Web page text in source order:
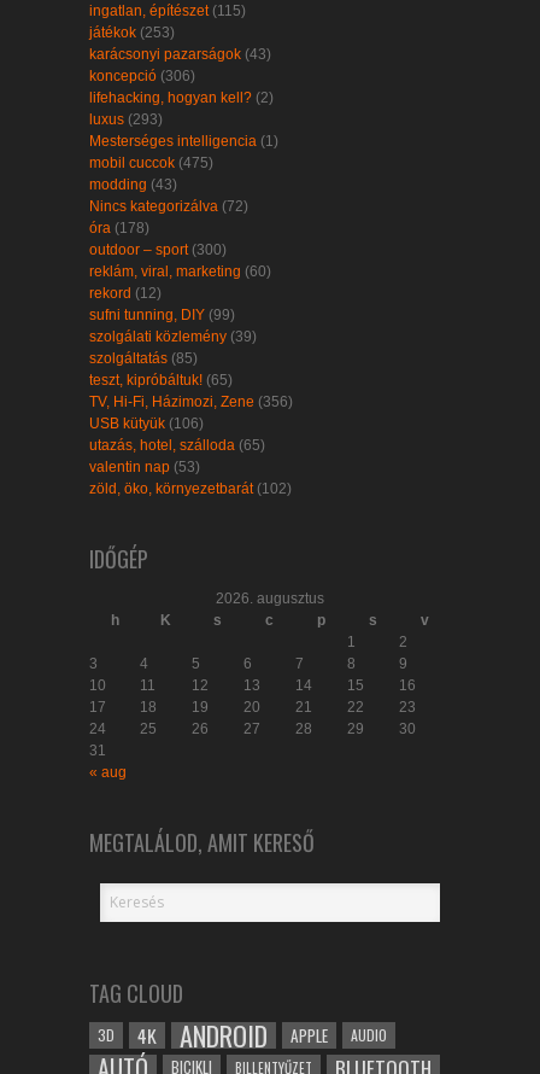
ingatlan, építészet (115)
játékok (253)
karácsonyi pazarságok (43)
koncepció (306)
lifehacking, hogyan kell? (2)
luxus (293)
Mesterséges intelligencia (1)
mobil cuccok (475)
modding (43)
Nincs kategorizálva (72)
óra (178)
outdoor – sport (300)
reklám, viral, marketing (60)
rekord (12)
sufni tunning, DIY (99)
szolgálati közlemény (39)
szolgáltatás (85)
teszt, kipróbáltuk! (65)
TV, Hi-Fi, Házimozi, Zene (356)
USB kütyük (106)
utazás, hotel, szálloda (65)
valentin nap (53)
zöld, öko, környezetbarát (102)
IDŐGÉP
2026. augusztus
h
K s c p s
v
1
2
3
4 5 6 7 8
9
10
11 12 13 14 15
16
17
18 19 20 21 22
23
24
25 26 27 28 29
30
31
« aug
MEGTALÁLOD, AMIT KERESŐ
TAG CLOUD
3D 4K ANDROID APPLE AUDIO
BICIKLI BILLENTYŰZET BLUETOOTH